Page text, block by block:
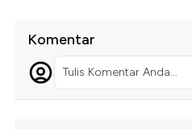
Komentar
Tulis Komentar Anda...